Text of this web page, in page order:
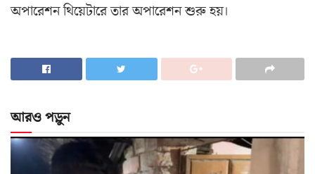
অপারেশন থিয়েটারে তার ​অপারেশন শুরু হয়।
আরও পড়ুন